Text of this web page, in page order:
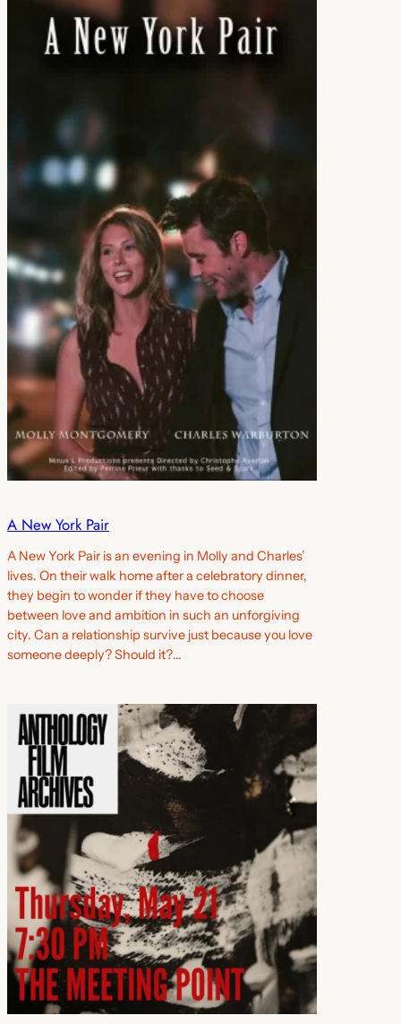
A New York Pair
A New York Pair is an evening in Molly and Charles’
lives. On their walk home after a celebratory dinner,
they begin to wonder if they have to choose
between love and ambition in such an unforgiving
city. Can a relationship survive just because you love
someone deeply? Should it?…